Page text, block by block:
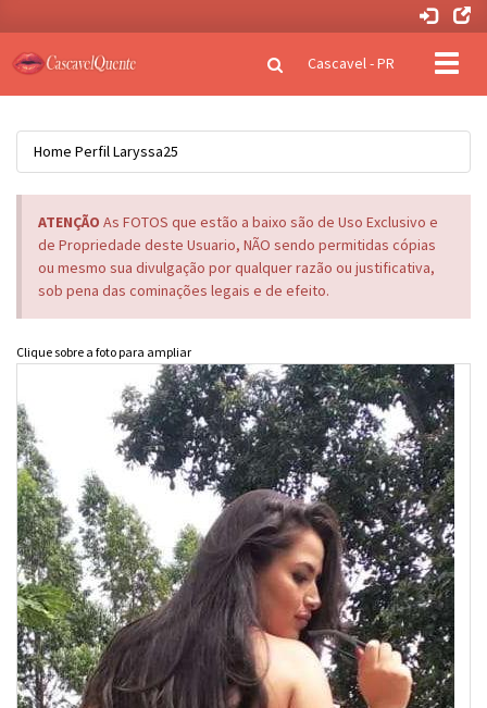
Clique
Cascavel - PR
Home PerfilLaryssa25
ATENÇÃO As FOTOS que estão a baixo são de Uso Exclusivo e
de Propriedade deste Usuario, NÃO sendo permitidas cópias
ou mesmo sua divulgação por qualquer razão ou justificativa,
sob pena das cominações legais e de efeito.
Clique sobre a foto para ampliar